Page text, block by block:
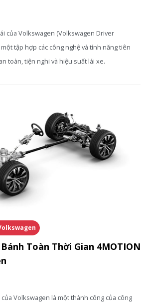
của Volkswagen (Volkswagen Driver
tập hợp các công nghệ và tính năng tiên
toàn, tiện nghi và hiệu suất lái xe.
Toàn Thời Gian 4MOTION
của Volkswagen là một thành công của công